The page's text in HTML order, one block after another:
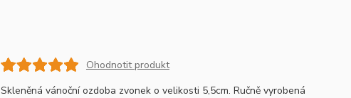
Ohodnotit produkt
Skleněná vánoční ozdoba zvonek o velikosti 5,5cm. Ručně vyrobená